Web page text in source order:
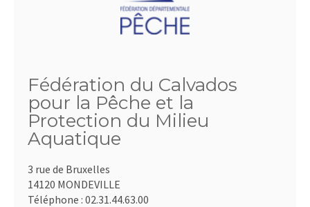
Fédération du Calvados
pour la Pêche et la
Protection du Milieu
Aquatique
3 rue de Bruxelles
14120 MONDEVILLE
Téléphone : 02.31.44.63.00